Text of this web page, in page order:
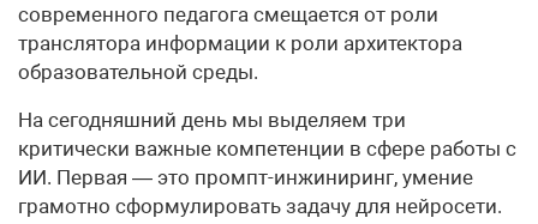
современного педагога смещается от роли
транслятора информации к роли архитектора
образовательной среды.
На сегодняшний день мы выделяем три
критически важные компетенции в сфере работы с
ИИ. Первая — это промпт-инжиниринг, умение
грамотно сформулировать задачу для нейросети.